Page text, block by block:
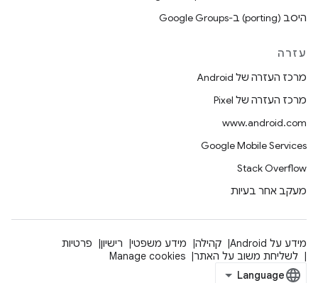
היסב (porting) ב-Google Groups
עזרה
מרכז העזרה של Android
מרכז העזרה של Pixel
www.android.com
Google Mobile Services
Stack Overflow
מעקב אחר בעיות
מידע על Android קהילה מידע משפטי רישיון
פרטיות
לשליחת משוב על האתר
Manage cookies